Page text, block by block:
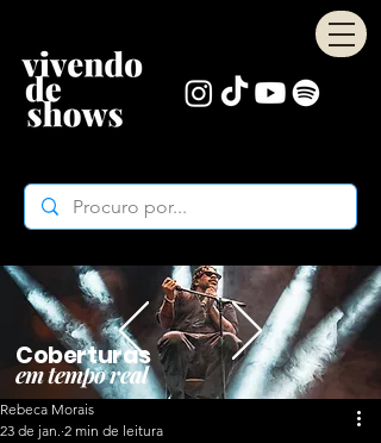
Coberturas
em tempo real
Rebeca Morais
23 de jan. 2 min de leitura